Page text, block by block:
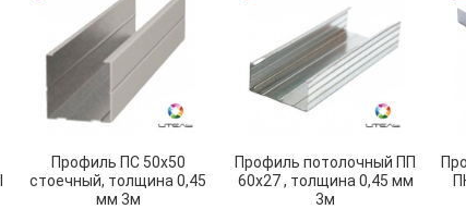
Профиль ПС 50х50
стоечный, толщина 0,45
мм 3м
Профиль потолочный ПП
60х27 , толщина 0,45 мм
3м